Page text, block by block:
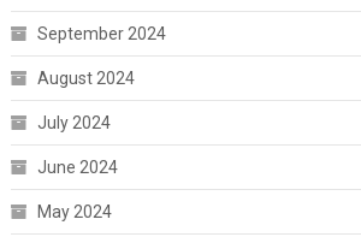
September 2024
August 2024
July 2024
June 2024
May 2024